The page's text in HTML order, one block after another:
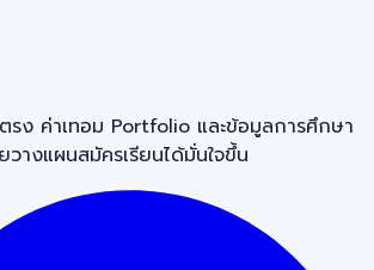
รง ค่าเทอม Portfolio และข้อมูลการศึกษา
วางแผนสมัครเรียนได้มั่นใจขึ้น